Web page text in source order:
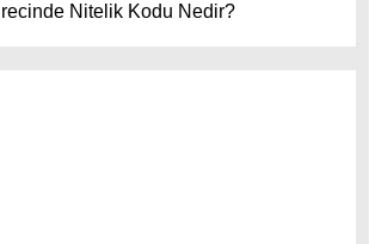
Nitelik Kodu Nedir?